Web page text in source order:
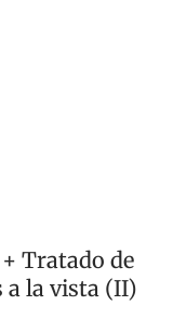
Tratado de
a la vista (II)